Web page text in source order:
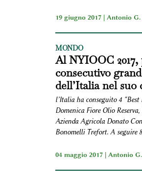
19 giugno 2017 | Antonio
MONDO
Al NYIOOC
consecutivo
dell’Italia nel suo
l’Italia ha conseguito 4 “Best
Domenica Fiore Olio
Azienda Agricola Donato
Bonomelli Trefort. A seguire
04 maggio 2017 | Antonio